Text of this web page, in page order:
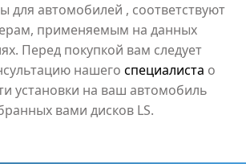
для автомобилей , соответствуют
применяемым на данных
Перед покупкой вам следует
нашего специалиста о
установки на ваш автомобиль
вами дисков LS.